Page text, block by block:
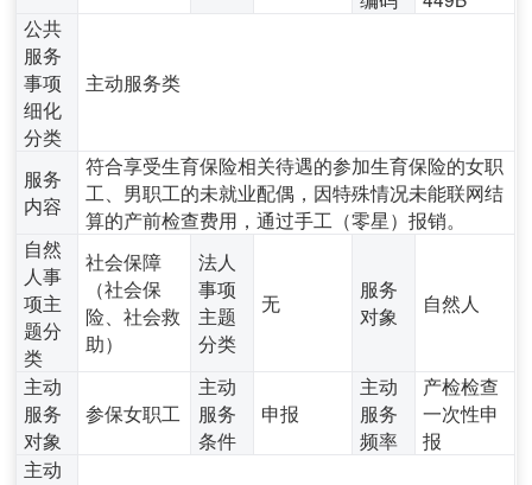
公共
服务
事项
细化
分类
主动服务类
服务
内容
符合享受生育保险相关待遇的参加生育保险的女职
工、男职工的未就业配偶，因特殊情况未能联网结
算的产前检查费用，通过手工（零星）报销。
自然
人事
项主
题分
类
社会保障
（社会保
险、社会救
助）
法人
事项
主题
分类
无
服务
对象
自然人
主动
服务
对象
参保女职工
主动
服务
条件
申报
主动
服务
频率
产检检查
一次性申
报
主动